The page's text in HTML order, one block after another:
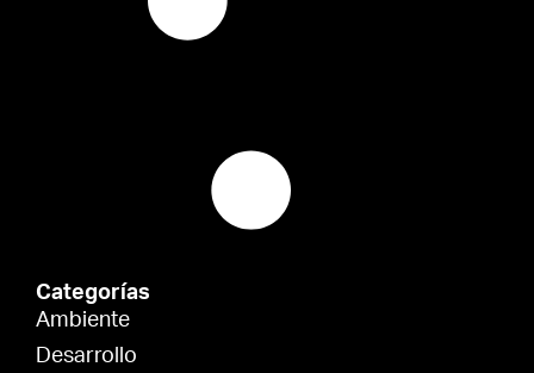
Categorías
Ambiente
Desarrollo